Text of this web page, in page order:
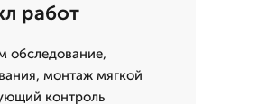
работ
обследование,
монтаж мягкой
контроль